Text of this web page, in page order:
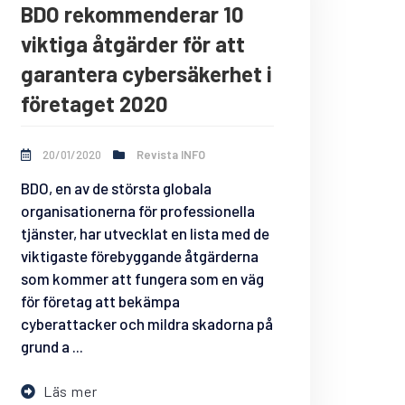
BDO rekommenderar 10
viktiga åtgärder för att
garantera cybersäkerhet i
företaget 2020
20/01/2020 Revista INFO
BDO, en av de största globala
organisationerna för professionella
tjänster, har utvecklat en lista med de
viktigaste förebyggande åtgärderna
som kommer att fungera som en väg
för företag att bekämpa
cyberattacker och mildra skadorna på
grund a ...
Läs mer